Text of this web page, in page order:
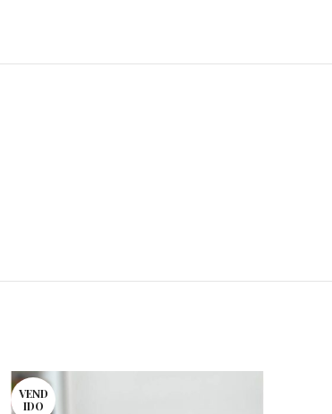
VEND
IDO